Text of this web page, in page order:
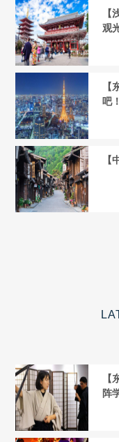
观
吧！
阵